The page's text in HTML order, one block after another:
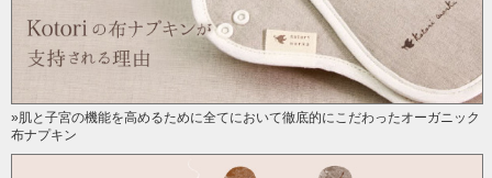
»肌と子宮の機能を高めるために全てにおいて徹底的にこだわったオーガニック
布ナプキン